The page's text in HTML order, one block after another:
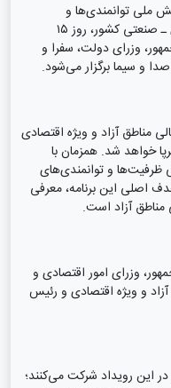
ملی توانمندی‌ها و
فرصت‌های سرمایه‌گذاری مناطق آزاد تجاری ـ صنعتی کشور، روز ۱۵
وزرای دولت، سفرا و
و سیما برگزار می‌شود.
مناطق آزاد و ویژه اقتصادی
خواهد شد. همزمان با
ظرفیت‌ها و توانمندی‌های
اصلی این برنامه، معرفی
آزاد است.
وزرای امور اقتصادی و
آزاد و ویژه اقتصادی و رئیس
این رویداد شرکت می‌کنند؛